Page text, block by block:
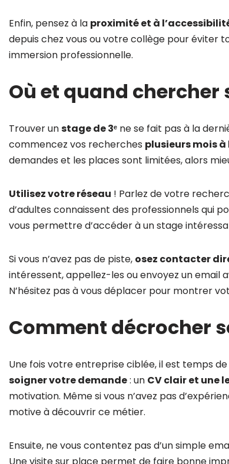
Enfin, pensez à la proximité et à
depuis chez vous ou votre collège pour
immersion professionnelle.
Où et quand chercher
Trouver unstage de 3ᵉ ne se fait pas à la
commencez vos recherches plusieurs mois à
demandes et les places sont limitées, alors
Utilisez votre réseau ! Parlez de votre
d’adultes connaissent des professionnels qui
vous permettre d’accéder à un stage
Si vous n’avez pas de piste, osez contacter
intéressent, appellez-les ou envoyez un email
N’hésitez pas à vous déplacer pour montrer
Comment décrocher
Une fois votre entreprise ciblée, il est temps de
soigner votre demande: un CV clair et une
motivation. Même si vous n’avez pas
motive à découvrir ce métier.
Ensuite, ne vous contentez pas d’un simple
Une visite sur place permet de faire bonne